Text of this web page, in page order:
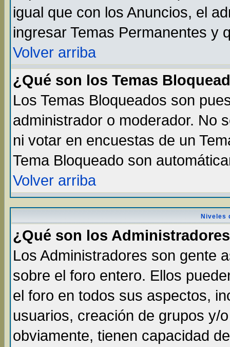
igual que con los Anuncios, el
ingresar Temas Permanentes y
Volver arriba
¿Qué son los Temas
Los Temas Bloqueados son
administrador o moderador. No
ni votar en encuestas de un
Tema Bloqueado son
Volver arriba
Niveles
¿Qué son los
Los Administradores son gente
sobre el foro entero. Ellos
el foro en todos sus aspectos,
usuarios, creación de grupos y/
obviamente, tienen capacidad